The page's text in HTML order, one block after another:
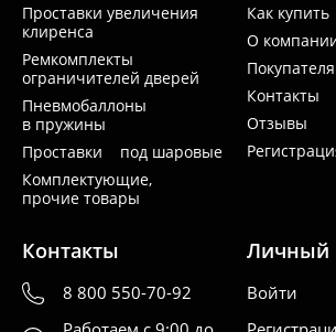
Проставки увеличения
клиренса
Ремкомплекты
ограничителей дверей
Пневмобаллоны
в пружины
Проставки под шаровые
Комплектующие,
прочие товары
Как купить
О
Контакты
Отзывы
Контакты
8 800 550-70-92
Личный
Войти